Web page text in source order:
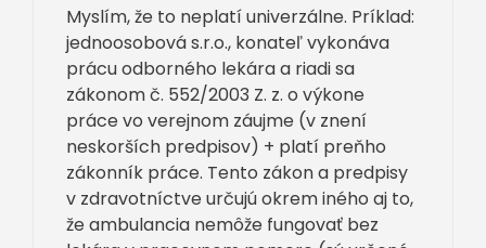
Myslím, že to neplatí univerzálne. Príklad:
jednoosobová s.r.o., konateľ vykonáva
prácu odborného lekára a riadi sa
zákonom č. 552/2003 Z. z. o výkone
práce vo verejnom záujme (v znení
neskorších predpisov) + platí preňho
zákonník práce. Tento zákon a predpisy
v zdravotníctve určujú okrem iného aj to,
že ambulancia nemôže fungovať bez